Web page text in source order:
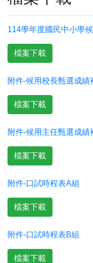
114學年度國民中小學
檔案下載
附件-候用校長甄選成績
檔案下載
附件-候用主任甄選成績
檔案下載
附件-口試時程表A組
檔案下載
附件-口試時程表B組
檔案下載